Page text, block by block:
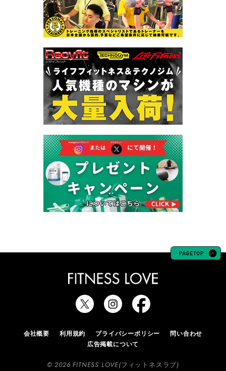
会社概要 利用規約 プライバシーポリシー
問い合わせ
広告掲載について
© 2026 FITNESS LOVE(フィットネスラブ)